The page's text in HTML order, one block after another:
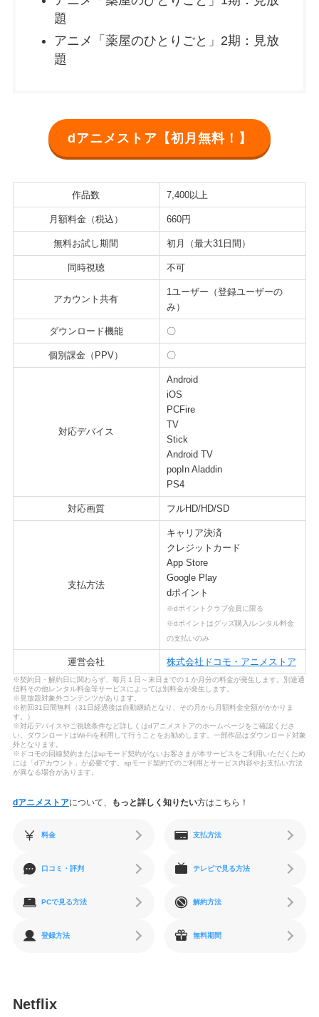
題
アニメ「薬屋のひとりごと」2期：見放
題
dアニメストア【初月無料！】
作品数 7,400以上
月額料金（税込） 660円
無料お試し期間 初月（最大31日間）
同時視聴 不可
アカウント共有
1ユーザー（登録ユーザーの
み）
ダウンロード機能 〇
個別課金（PPV） 〇
対応デバイス
Android
iOS
PCFire
TV
Stick
Android TV
popIn Aladdin
PS4
対応画質 フルHD/HD/SD
支払方法
キャリア決済
クレジットカード
App Store
Google Play
dポイント
※dポイントクラブ会員に限る
※dポイントはグッズ購入/レンタル料金
の支払いのみ
運営会社 株式会社ドコモ・アニメストア
※契約日・解約日に関わらず、毎月１日～末日までの１か月分の料金が発生します。別途通
信料その他レンタル料金等サービスによっては別料金が発生します。
※見放題対象外コンテンツがあります。
※初回31日間無料（31日経過後は自動継続となり、その月から月額料金全額がかかりま
す。）
※対応デバイスやご視聴条件など詳しくはdアニメストアのホームページをご確認くださ
い。ダウンロードはWi-Fiを利用して行うことをお勧めします。一部作品はダウンロード対象
外となります。
※ドコモの回線契約またはspモード契約がないお客さまが本サービスをご利用いただくため
には「dアカウント」が必要です。spモード契約でのご利用とサービス内容やお支払い方法
が異なる場合があります。
dアニメストアについて、 もっと詳しく知りたい方はこちら！
料金 支払方法
口コミ・評判 テレビで見る方法
PCで見る方法 解約方法
登録方法 無料期間
Netflix